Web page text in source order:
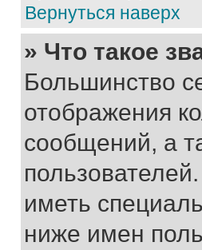
Вернуться наверх
» Что такое
Большинство
отображения
сообщений, а
иметь
ниже имен